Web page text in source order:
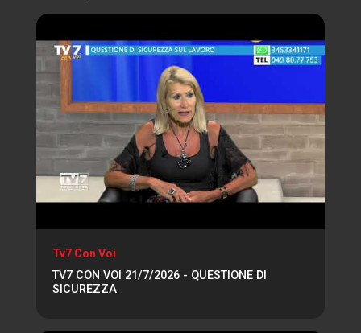
Tv7 Con Voi
TV7 CON VOI 21/7/2026 - QUESTIONE DI
SICUREZZA